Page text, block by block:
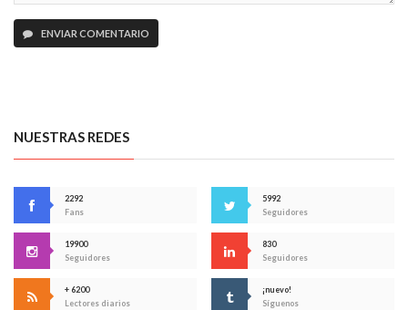
ENVIAR COMENTARIO
NUESTRAS REDES
2292
Fans
5992
Seguidores
19900
Seguidores
830
Seguidores
+ 6200
Lectores diarios
¡nuevo!
Síguenos